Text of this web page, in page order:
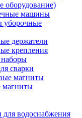
оборудование)
машины
уборочные
держатели
крепления
сварки
магниты
магниты